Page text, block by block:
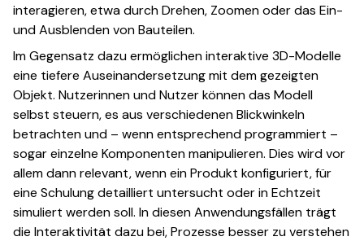
interagieren, etwa durch Drehen, Zoomen oder das Ein-
und Ausblenden von Bauteilen.
Im Gegensatz dazu ermöglichen interaktive 3D-Modelle
eine tiefere Auseinandersetzung mit dem gezeigten
Objekt. Nutzerinnen und Nutzer können das Modell
selbst steuern, es aus verschiedenen Blickwinkeln
betrachten und – wenn entsprechend programmiert –
sogar einzelne Komponenten manipulieren. Dies wird vor
allem dann relevant, wenn ein Produkt konfiguriert, für
eine Schulung detailliert untersucht oder in Echtzeit
simuliert werden soll. In diesen Anwendungsfällen trägt
die Interaktivität dazu bei, Prozesse besser zu verstehen